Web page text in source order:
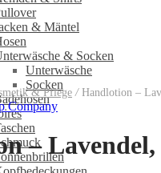
& Mäntel
& Socken
Unterwäsche
Socken
& Pflege /Handlotion –
Company
–